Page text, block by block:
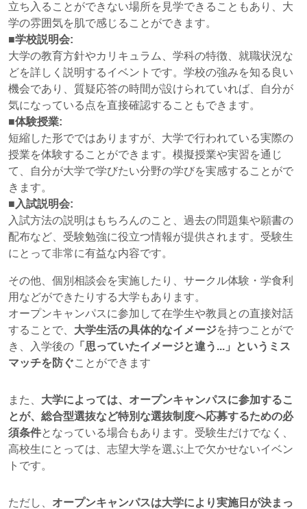
立ち入ることができない場所を見学できることもあり、大
学の雰囲気を肌で感じることができます。
■学校説明会:
大学の教育方針やカリキュラム、学科の特徴、就職状況な
どを詳しく説明するイベントです。学校の強みを知る良い
機会であり、質疑応答の時間が設けられていれば、自分が
気になっている点を直接確認することもできます。
■体験授業:
短縮した形でではありますが、大学で行われている実際の
授業を体験することができます。模擬授業や実習を通じ
て、自分が大学で学びたい分野の学びを実感することがで
きます。
■入試説明会:
入試方法の説明はもちろんのこと、過去の問題集や願書の
配布など、受験勉強に役立つ情報が提供されます。受験生
にとって非常に有益な内容です。
その他、個別相談会を実施したり、サークル体験・学食利
用などができたりする大学もあります。
オープンキャンパスに参加して在学生や教員との直接対話
することで、 大学生活の具体的なイメージを持つことがで
き、入学後の 「思っていたイメージと違う...」というミス
マッチを防ぐことができます
また、 大学によっては、オープンキャンパスに参加するこ
とが、総合型選抜など特別な選抜制度へ応募するための必
須条件となっている場合もあります。受験生だけでなく、
高校生にとっては、志望大学を選ぶ上で欠かせないイベン
トです。
ただし、 オープンキャンパスは大学により実施日が決まっ